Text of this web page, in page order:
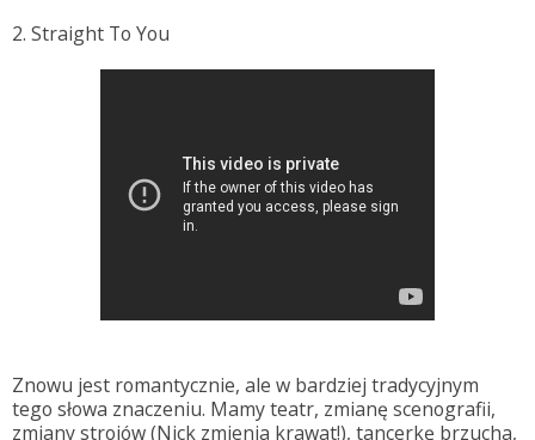
2. Straight To You
Znowu jest romantycznie, ale w bardziej tradycyjnym
tego słowa znaczeniu. Mamy teatr, zmianę scenografii,
zmiany strojów (Nick zmienia krawat!), tancerkę brzucha,